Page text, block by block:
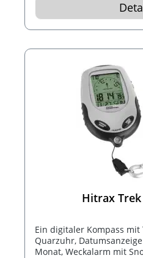
Hitrax
Ein digitaler Kompass
Quarzuhr,
Monat, Weckalarm mit